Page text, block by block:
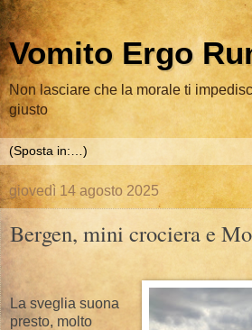
Vomito Ergo
Non lasciare che la morale ti
giusto
giovedì 14 agosto 2025
Bergen, mini crociera e
La sveglia suona
presto, molto